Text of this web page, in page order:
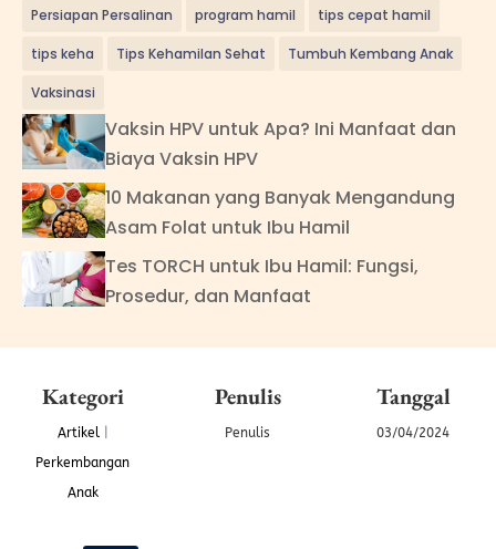
Persiapan Persalinan program hamil tips cepat hamil
tips keha Tips Kehamilan Sehat Tumbuh Kembang Anak
Vaksinasi
Vaksin HPV untuk Apa? Ini Manfaat dan
Biaya Vaksin HPV
10 Makanan yang Banyak Mengandung
Asam Folat untuk Ibu Hamil
Tes TORCH untuk Ibu Hamil: Fungsi,
Prosedur, dan Manfaat
Kategori
Artikel|
Perkembangan
Anak
Penulis
Penulis
Tanggal
03/04/2024